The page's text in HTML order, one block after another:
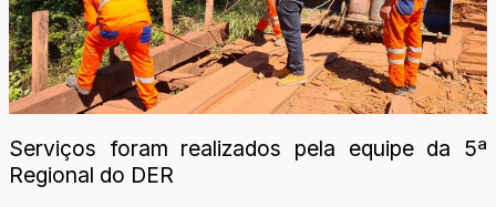
Serviços foram realizados pela equipe da 5ª
Regional do DER